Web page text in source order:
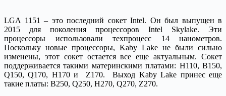
LGA 1151 – это последний сокет Intel. Он был выпущен в
2015 для поколения процессоров Intel Skylake. Эти
процессоры использовали техпроцесс 14 нанометров.
Поскольку новые процессоры, Kaby Lake не были сильно
изменены, этот сокет остается все еще актуальным. Сокет
поддерживается такими материнскими платами: H110, B150,
Q150, Q170, H170 и Z170. Выход Kaby Lake принес еще
такие платы: B250, Q250, H270, Q270, Z270.